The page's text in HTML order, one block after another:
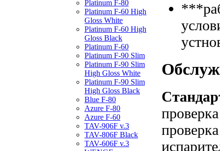
Platinum F-80
Platinum F-60 High
Gloss White
Platinum F-60 High
Gloss Black
Platinum F-60
Platinum F-90 Slim
Platinum F-90 Slim
High Gloss White
Platinum F-90 Slim
High Gloss Black
Blue F-80
Azure F-80
Azure F-60
TAV-906F v.3
TAV-806F Black
TAV-606F v.3